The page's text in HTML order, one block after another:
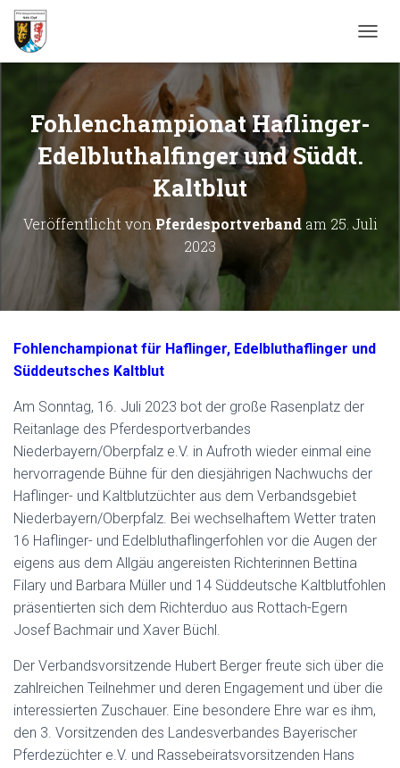
A
A
M
E
Fohlenchampionat Haflinger-
Edelbluthalfinger und Süddt.
Kaltblut
Veröffentlicht vonPferdesportverbandam 25. Juli
2023
Fohlenchampionat für Haflinger, Edelbluthaflinger und
Süddeutsches Kaltblut
Am Sonntag, 16. Juli 2023 bot der große Rasenplatz der
Reitanlage des Pferdesportverbandes
Niederbayern/Oberpfalz e.V. in Aufroth wieder einmal eine
hervorragende Bühne für den diesjährigen Nachwuchs der
Haflinger- und Kaltblutzüchter aus dem Verbandsgebiet
Niederbayern/Oberpfalz. Bei wechselhaftem Wetter traten
16 Haflinger- und Edelbluthaflingerfohlen vor die Augen der
eigens aus dem Allgäu angereisten Richterinnen Bettina
Filary und Barbara Müller und 14 Süddeutsche Kaltblutfohlen
präsentierten sich dem Richterduo aus Rottach-Egern
Josef Bachmair und Xaver Büchl.
Der Verbandsvorsitzende Hubert Berger freute sich über die
zahlreichen Teilnehmer und deren Engagement und über die
interessierten Zuschauer. Eine besondere Ehre war es ihm,
den 3. Vorsitzenden des Landesverbandes Bayerischer
Pferdezüchter e.V. und Rassebeiratsvorsitzenden Hans